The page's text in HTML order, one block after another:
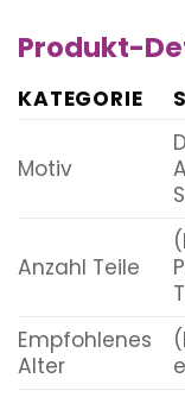
Produkt-
KATEGORIE
Motiv
Anzahl Teile
Empfohlenes
Alter